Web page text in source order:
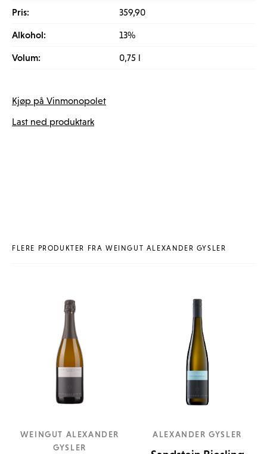
Pris: 359,90
Alkohol: 13%
Volum: 0,75 l
Kjøp på Vinmonopolet
Last ned produktark
FLERE PRODUKTER FRA WEINGUT ALEXANDER GYSLER
WEINGUT ALEXANDER
GYSLER
ALEXANDER GYSLER